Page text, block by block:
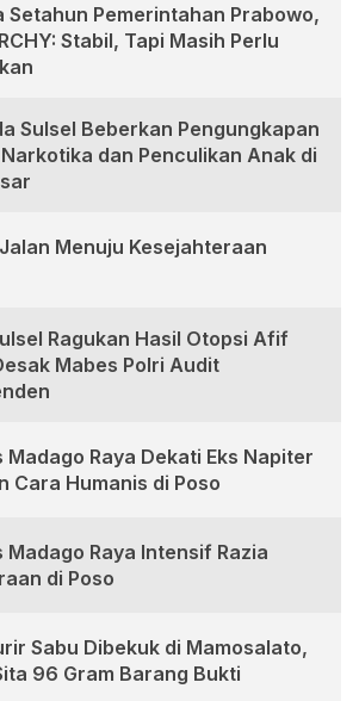
Setahun Pemerintahan Prabowo,
Stabil, Tapi Masih Perlu
Sulsel Beberkan Pengungkapan
dan Penculikan Anak di
Jalan Menuju Kesejahteraan
Ragukan Hasil Otopsi Afif
Mabes Polri Audit
Madago Raya Dekati Eks Napiter
Cara Humanis di Poso
Madago Raya Intensif Razia
di Poso
Sabu Dibekuk di Mamosalato,
96 Gram Barang Bukti